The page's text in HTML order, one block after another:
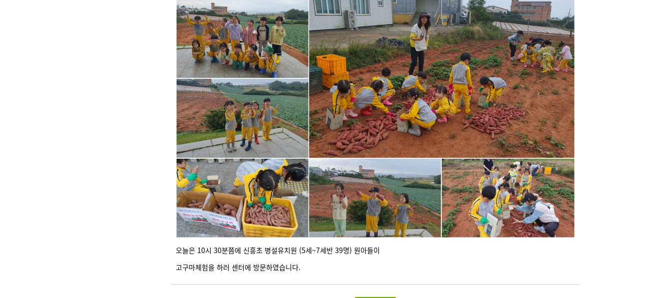
오늘은 10시 30분쯤에 신흥초 병설유치원 (5세~7세반 39명) 원아들이
고구마체험을 하러 센터에 방문하였습니다.